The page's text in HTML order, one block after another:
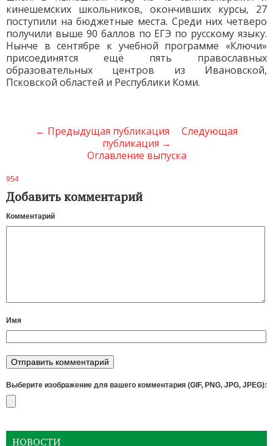
кинешемских школьников, окончивших курсы, 27
поступили на бюджетные места. Среди них четверо
получили выше 90 баллов по ЕГЭ по русскому языку.
Нынче в сентябре к учебной программе «Ключи»
присоединятся ещё пять православных
образовательных центров из Ивановской,
Псковской областей и Республики Коми.
← Предыдущая публикация
Следующая
публикация →
Оглавление выпуска
954
Добавить комментарий
Комментарий
Имя
Выберите изображение для вашего комментария (GIF, PNG, JPG, JPEG):
НОВОСТИ